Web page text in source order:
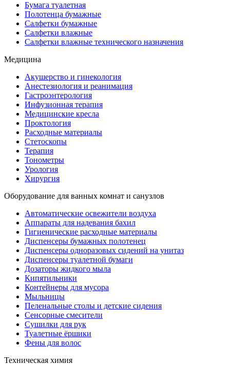
Бумага туалетная
Полотенца бумажные
Салфетки бумажные
Салфетки влажные
Салфетки влажные технического назначения
Медицина
Акушерство и гинекология
Анестезиология и реанимация
Гастроэнтерология
Инфузионная терапия
Медицинские кресла
Проктология
Расходные материалы
Стетоскопы
Терапия
Тонометры
Урология
Хирургия
Оборудование для ванных комнат и санузлов
Автоматические освежители воздуха
Аппараты для надевания бахил
Гигиенические расходные материалы
Диспенсеры бумажных полотенец
Диспенсеры одноразовых сидений на унитаз
Диспенсеры туалетной бумаги
Дозаторы жидкого мыла
Кипятильники
Контейнеры для мусора
Мыльницы
Пеленальные столы и детские сидения
Сенсорные смесители
Сушилки для рук
Туалетные ёршики
Фены для волос
Техническая химия